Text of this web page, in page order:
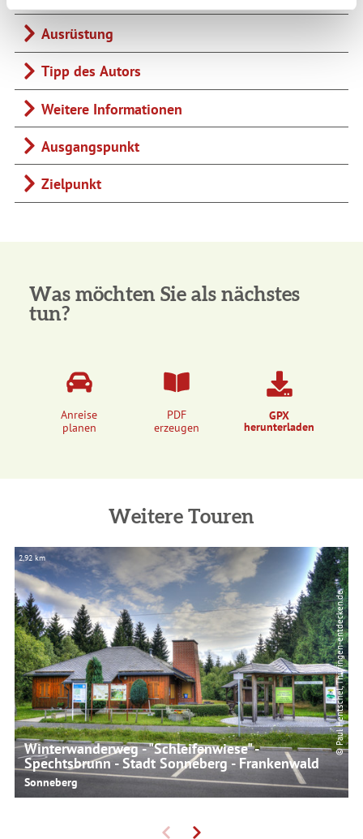
Ausrüstung
Tipp des Autors
Weitere Informationen
Ausgangspunkt
Zielpunkt
Was möchten Sie als nächstes
tun?
Anreise
planen
PDF
erzeugen
GPX
herunterladen
Weitere Touren
2,92 km
Winterwanderweg - "Schleifenwiese" -
Spechtsbrunn - Stadt Sonneberg - Frankenwald
Sonneberg
© Paul Hentschel, Thüringen-entdecken.de